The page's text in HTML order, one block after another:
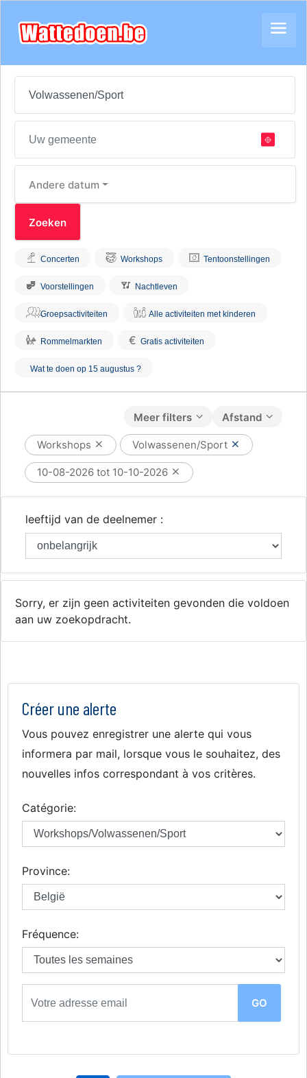
Andere datum
Concerten Workshops Tentoonstellingen
Voorstellingen Nachtleven
Groepsactiviteiten Alle activiteiten met kinderen
Rommelmarkten € Gratis activiteiten
Wat te doen op 15 augustus ?
Afstand
Meer filters
Workshops Volwassenen/Sport
10-08-2026 tot 10-10-2026
leeftijd van de deelnemer :
Sorry, er zijn geen activiteiten gevonden die voldoen
aan uw zoekopdracht.
Créer une alerte
Vous pouvez enregistrer une alerte qui vous
informera par mail, lorsque vous le souhaitez, des
nouvelles infos correspondant à vos critères.
Catégorie:
Province:
Fréquence: